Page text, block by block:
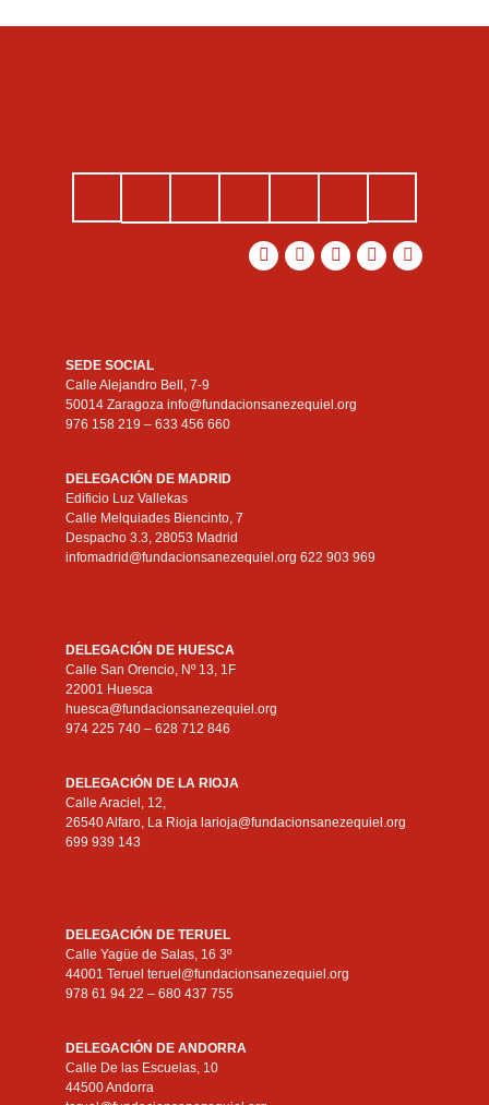
SEDE SOCIAL
Calle Alejandro Bell, 7-9
50014 Zaragoza info@fundacionsanezequiel.org
976 158 219 – 633 456 660
DELEGACIÓN DE MADRID
Edificio Luz Vallekas
Calle Melquiades Biencinto, 7
Despacho 3.3, 28053 Madrid
infomadrid@fundacionsanezequiel.org 622 903 969
DELEGACIÓN DE HUESCA
Calle San Orencio, Nº 13, 1F
22001 Huesca
huesca@fundacionsanezequiel.org
974 225 740 – 628 712 846
DELEGACIÓN DE LA RIOJA
Calle Araciel, 12,
26540 Alfaro, La Rioja larioja@fundacionsanezequiel.org
699 939 143
DELEGACIÓN DE TERUEL
Calle Yagüe de Salas, 16 3º
44001 Teruel teruel@fundacionsanezequiel.org
978 61 94 22 – 680 437 755
DELEGACIÓN DE ANDORRA
Calle De las Escuelas, 10
44500 Andorra